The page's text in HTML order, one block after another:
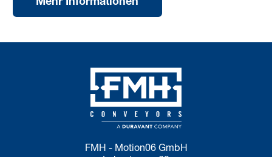
FMH - Motion06 GmbH